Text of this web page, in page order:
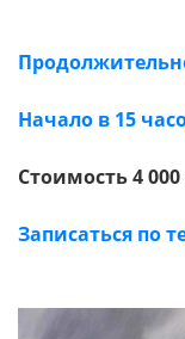
Начало в 15
Стоимость 4 000
Записаться по